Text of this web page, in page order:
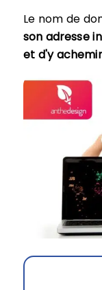
Le nom de
son adresse
et d'y